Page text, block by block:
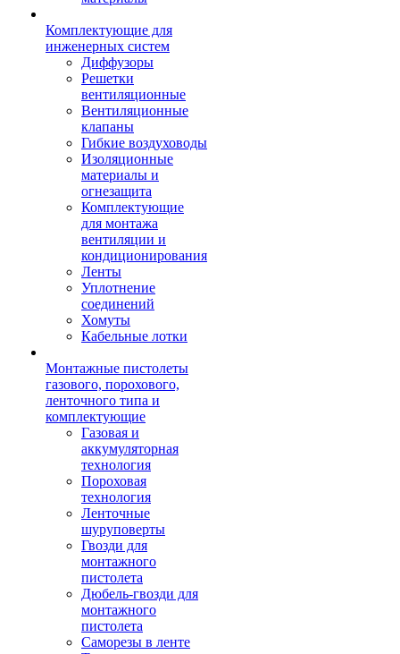
Комплектующие для
инженерных систем
Диффузоры
Решетки
вентиляционные
Вентиляционные
клапаны
Гибкие воздуховоды
Изоляционные
материалы и
огнезащита
Комплектующие
для монтажа
вентиляции и
кондиционирования
Ленты
Уплотнение
соединений
Хомуты
Кабельные лотки
Монтажные пистолеты
газового, порохового,
ленточного типа и
комплектующие
Газовая и
аккумуляторная
технология
Пороховая
технология
Ленточные
шуруповерты
Гвозди для
монтажного
пистолета
Дюбель-гвозди для
монтажного
пистолета
Саморезы в ленте